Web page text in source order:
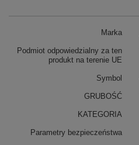
Marka
Podmiot odpowiedzialny za ten
produkt na terenie UE
Symbol
GRUBOŚĆ
KATEGORIA
Parametry bezpieczeństwa